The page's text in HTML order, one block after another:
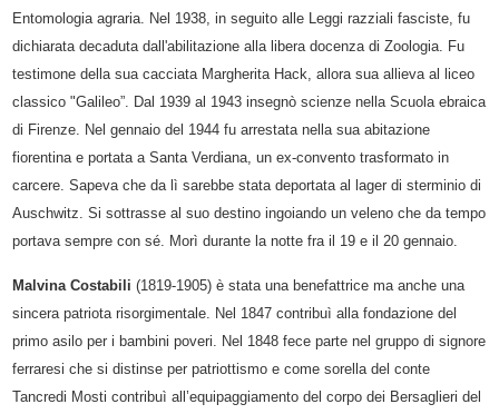
Entomologia agraria. Nel 1938, in seguito alle Leggi razziali fasciste, fu
dichiarata decaduta dall'abilitazione alla libera docenza di Zoologia. Fu
testimone della sua cacciata Margherita Hack, allora sua allieva al liceo
classico "Galileo”. Dal 1939 al 1943 insegnò scienze nella Scuola ebraica
di Firenze. Nel gennaio del 1944 fu arrestata nella sua abitazione
fiorentina e portata a Santa Verdiana, un ex-convento trasformato in
carcere. Sapeva che da lì sarebbe stata deportata al lager di sterminio di
Auschwitz. Si sottrasse al suo destino ingoiando un veleno che da tempo
portava sempre con sé. Morì durante la notte fra il 19 e il 20 gennaio.
Malvina Costabili (1819-1905) è stata una benefattrice ma anche una
sincera patriota risorgimentale. Nel 1847 contribuì alla fondazione del
primo asilo per i bambini poveri. Nel 1848 fece parte nel gruppo di signore
ferraresi che si distinse per patriottismo e come sorella del conte
Tancredi Mosti contribuì all’equipaggiamento del corpo dei Bersaglieri del